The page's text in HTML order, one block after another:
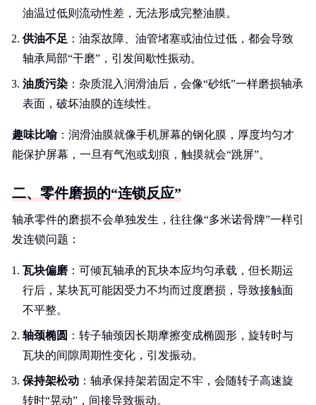
油温过低则流动性差，无法形成完整油膜。
供油不足 ：油泵故障、油管堵塞或油位过低，都会导致
轴承局部“干磨”，引发间歇性振动。
油质污染 ：杂质混入润滑油后，会像“砂纸”一样磨损轴承
表面，破坏油膜的连续性。
趣味比喻：润滑油膜就像手机屏幕的钢化膜，厚度均匀才
能保护屏幕，一旦有气泡或划痕，触摸就会“跳屏”。
二、零件磨损的“连锁反应”
轴承零件的磨损不会单独发生，往往像“多米诺骨牌”一样引
发连锁问题：
瓦块偏磨 ：可倾瓦轴承的瓦块本应均匀承载，但长期运
行后，某块瓦可能因受力不均而过度磨损，导致接触面
不平整。
轴颈椭圆 ：转子轴颈因长期摩擦变成椭圆形，旋转时与
瓦块的间隙周期性变化，引发振动。
保持架松动 ：轴承保持架若固定不牢，会随转子高速旋
转时“晃动”，间接导致振动。